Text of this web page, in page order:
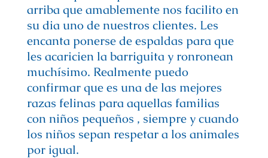
arriba que amablemente nos facilito en
su dia uno de nuestros clientes. Les
encanta ponerse de espaldas para que
les acaricien la barriguita y ronronean
muchísimo. Realmente puedo
confirmar que es una de las mejores
razas felinas para aquellas familias
con niños pequeños , siempre y cuando
los niños sepan respetar a los animales
por igual.